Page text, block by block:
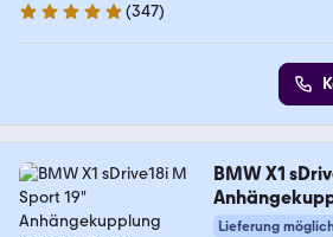
4.8 Sterne
(347)
BMW X1
Lieferung